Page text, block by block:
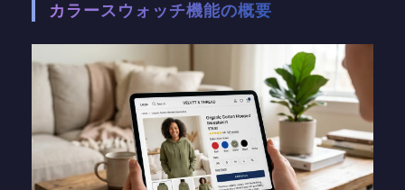
カラースウォッチ機能の概要